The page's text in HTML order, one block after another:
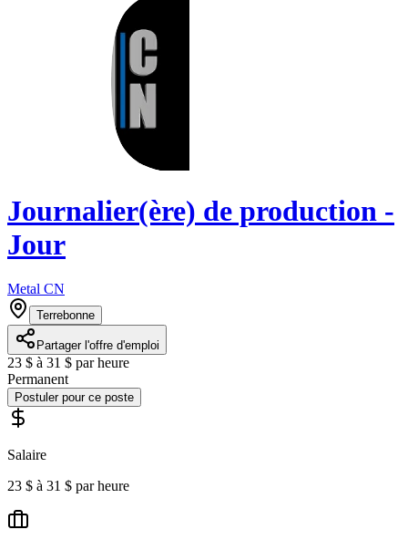
Journalier(ère) de production -
Jour
Metal CN
Terrebonne
Partager l'offre d'emploi
23 $ à 31 $ par heure
Permanent
Postuler pour ce poste
Salaire
23 $ à 31 $ par heure